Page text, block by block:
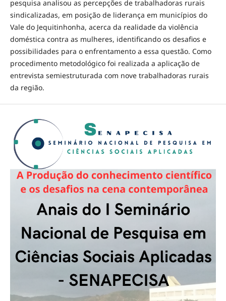
pesquisa analisou as percepções de trabalhadoras rurais
sindicalizadas, em posição de liderança em municípios do
Vale do Jequitinhonha, acerca da realidade da violência
doméstica contra as mulheres, identificando os desafios e
possibilidades para o enfrentamento a essa questão. Como
procedimento metodológico foi realizada a aplicação de
entrevista semiestruturada com nove trabalhadoras rurais
da região.